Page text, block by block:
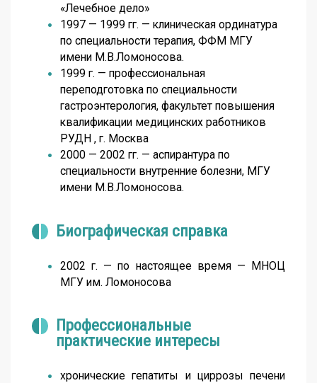
«Лечебное дело»
1997 — 1999 гг. — клиническая ординатура
по специальности терапия, ФФМ МГУ
имени М.В.Ломоносова.
1999 г. — профессиональная
переподготовка по специальности
гастроэнтерология, факультет повышения
квалификации медицинских работников
РУДН , г. Москва
2000 — 2002 гг. — аспирантура по
специальности внутренние болезни, МГУ
имени М.В.Ломоносова.
Биографическая справка
2002 г. — по настоящее время — МНОЦ
МГУ им. Ломоносова
Профессиональные
практические интересы
хронические гепатиты и циррозы печени